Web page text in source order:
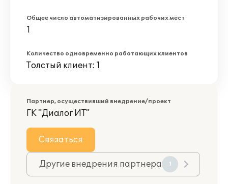
Общее число автоматизированных рабочих мест
1
Количество одновременно работающих клиентов
Толстый клиент: 1
Партнер, осуществивший внедрение/проект
ГК "Диалог ИТ"
Связаться
Другие внедрения партнера 1